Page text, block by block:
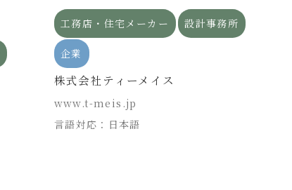
工務店・住宅メーカー 設計事務所
企業
株式会社ティーメイス
www.t-meis.jp
言語対応：日本語